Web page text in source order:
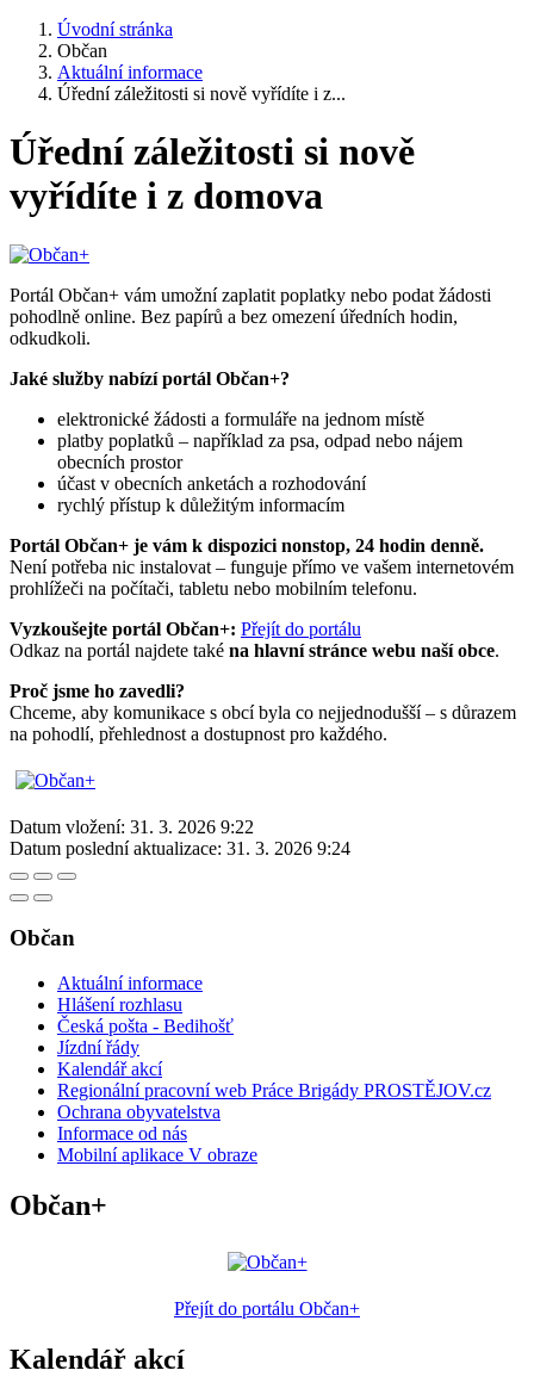
Úvodní stránka
Občan
Aktuální informace
Úřední záležitosti si nově vyřídíte i z...
Úřední záležitosti si nově
vyřídíte i z domova
Portál Občan+ vám umožní zaplatit poplatky nebo podat žádosti
pohodlně online. Bez papírů a bez omezení úředních hodin,
odkudkoli.
Jaké služby nabízí portál Občan+?
elektronické žádosti a formuláře na jednom místě
platby poplatků – například za psa, odpad nebo nájem
obecních prostor
účast v obecních anketách a rozhodování
rychlý přístup k důležitým informacím
Portál Občan+ je vám k dispozici nonstop, 24 hodin denně.
Není potřeba nic instalovat – funguje přímo ve vašem internetovém
prohlížeči na počítači, tabletu nebo mobilním telefonu.
Vyzkoušejte portál Občan+: Přejít do portálu
Odkaz na portál najdete také na hlavní stránce webu naší obce.
Proč jsme ho zavedli?
Chceme, aby komunikace s obcí byla co nejjednodušší – s důrazem
na pohodlí, přehlednost a dostupnost pro každého.
Datum vložení: 31. 3. 2026 9:22
Datum poslední aktualizace: 31. 3. 2026 9:24
Občan
Aktuální informace
Hlášení rozhlasu
Česká pošta - Bedihošť
Jízdní řády
Kalendář akcí
Regionální pracovní web Práce Brigády PROSTĚJOV.cz
Ochrana obyvatelstva
Informace od nás
Mobilní aplikace V obraze
Občan+
Přejít do portálu Občan+
Kalendář akcí